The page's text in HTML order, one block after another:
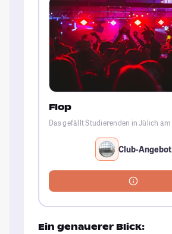
Flop
Das gefällt Studierenden in Jülich
Club-Angebot
Ein genauerer Blick: